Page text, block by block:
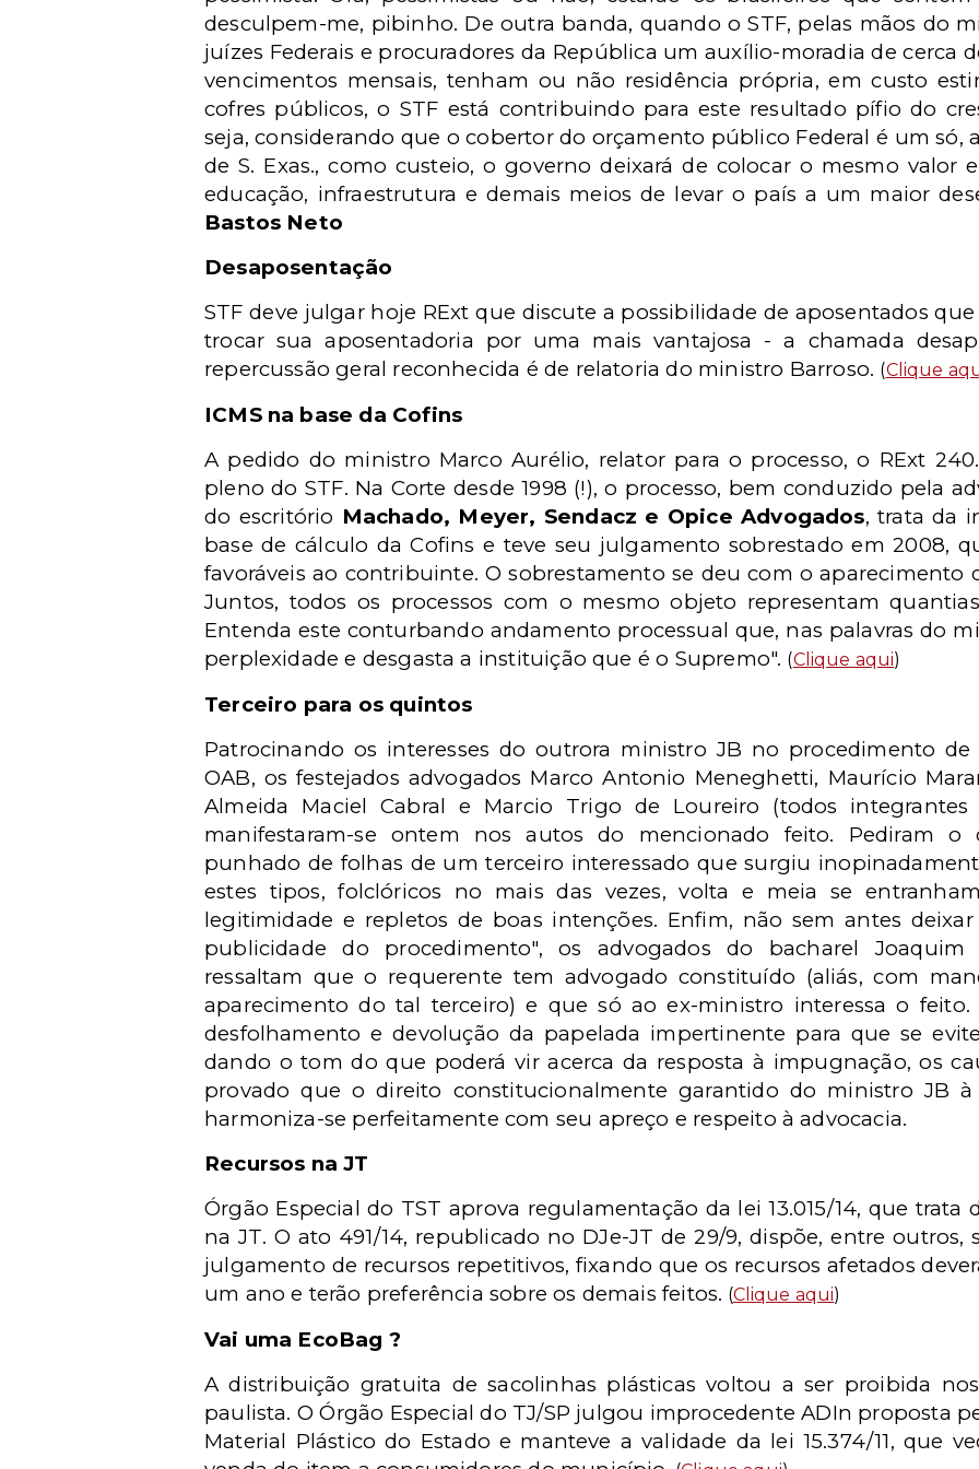
desculpem-me, pibinho. De outra banda, quando o STF, pelas mãos do
juízes Federais e procuradores da República um auxílio-moradia de cerca
vencimentos mensais, tenham ou não residência própria, em custo
cofres públicos, o STF está contribuindo para este resultado pífio do
seja, considerando que o cobertor do orçamento público Federal é um só,
de S. Exas., como custeio, o governo deixará de colocar o mesmo valor
educação, infraestrutura e demais meios de levar o país a um maior
Bastos Neto
Desaposentação
STF deve julgar hoje RExt que discute a possibilidade de aposentados
trocar sua aposentadoria por uma mais vantajosa - a chamada
repercussão geral reconhecida é de relatoria do ministro Barroso. (Clique
ICMS na base da Cofins
A pedido do ministro Marco Aurélio, relator para o processo, o RExt
pleno do STF. Na Corte desde 1998 (!), o processo, bem conduzido pela
do escritório Machado, Meyer, Sendacz e Opice Advogados, trata da
base de cálculo da Cofins e teve seu julgamento sobrestado em 2008,
favoráveis ao contribuinte. O sobrestamento se deu com o aparecimento
Juntos, todos os processos com o mesmo objeto representam
Entenda este conturbando andamento processual que, nas palavras do
perplexidade e desgasta a instituição que é o Supremo". (Clique aqui)
Terceiro para os quintos
Patrocinando os interesses do outrora ministro JB no procedimento
OAB, os festejados advogados Marco Antonio Meneghetti, Maurício
Almeida Maciel Cabral e Marcio Trigo de Loureiro (todos integrantes
manifestaram-se ontem nos autos do mencionado feito. Pediram o
punhado de folhas de um terceiro interessado que surgiu
estes tipos, folclóricos no mais das vezes, volta e meia se
legitimidade e repletos de boas intenções. Enfim, não sem antes
publicidade do procedimento", os advogados do bacharel Joaquim
ressaltam que o requerente tem advogado constituído (aliás, com
aparecimento do tal terceiro) e que só ao ex-ministro interessa o
desfolhamento e devolução da papelada impertinente para que se
dando o tom do que poderá vir acerca da resposta à impugnação, os
provado que o direito constitucionalmente garantido do ministro JB à
harmoniza-se perfeitamente com seu apreço e respeito à advocacia.
Recursos na JT
Órgão Especial do TST aprova regulamentação da lei 13.015/14, que trata
na JT. O ato 491/14, republicado no DJe-JT de 29/9, dispõe, entre
julgamento de recursos repetitivos, fixando que os recursos afetados
um ano e terão preferência sobre os demais feitos. (Clique aqui)
Vai uma EcoBag ?
A distribuição gratuita de sacolinhas plásticas voltou a ser proibida
paulista. O Órgão Especial do TJ/SP julgou improcedente ADIn proposta
Material Plástico do Estado e manteve a validade da lei 15.374/11, que